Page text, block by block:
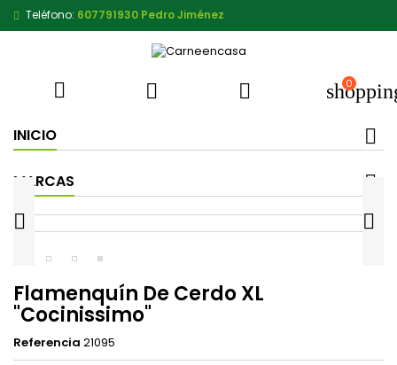
Teléfono: 607791930 Pedro Jiménez
   0
INICIO
MARCAS
 
Flamenquín De Cerdo XL
"Cocinissimo"
Referencia 21095